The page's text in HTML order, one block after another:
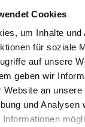
Cookies
um Inhalte und
für soziale
auf unsere
geben wir
Website an
und Analysen
diesem Jahr viele Kinder
– das passt!
von Athleten für
ehemalige Spitzenathleten